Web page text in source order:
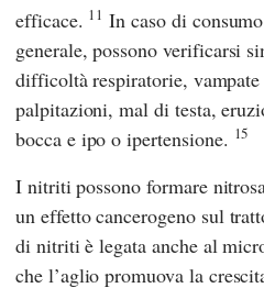
efficace. 11 In caso di
generale, possono verificarsi
difficoltà respiratorie,
palpitazioni, mal di testa,
bocca e ipo o ipertensione. 15
I nitriti possono formare
un effetto cancerogeno sul
di nitriti è legata anche al
che l’aglio promuova la